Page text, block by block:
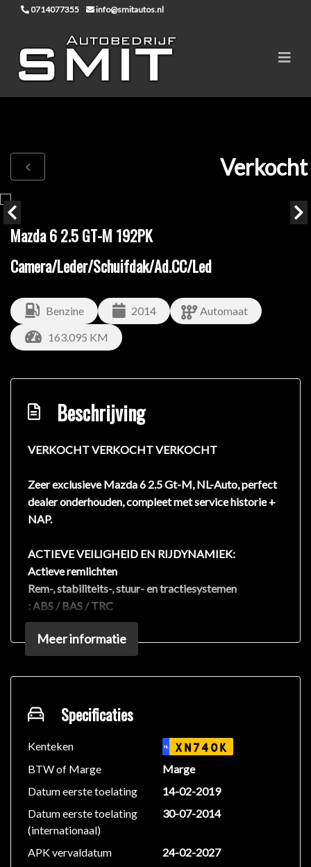
0714077355 info@smitautos.nl
Verkocht
Mazda 6 2.5 GT-M 192PK
Camera/Leder/Schuifdak/Ad.CC/Led
Benzine 2014
Automaat
163.095 KM
Beschrijving
VERKOCHT VERKOCHT VERKOCHT
Zeer exclusieve Mazda 6 2.5 Gt-M, NL-Auto, perfect
dealer onderhouden, compleet met service historie +
NAP.
ACTIEVE VEILIGHEID EN RIJDYNAMIEK:
Actieve remlichten
Rem-, stabiliteits-, stuur- en tractiesystemen
: ABS / BAS / TRC
Buitenspiegelpakket
Rijstrooksensor
Leddagrijverlichting
Airbags: - bestuurder en voorpassagier: hoofd-,
zijairbags: gordijnairbags
Aan/uit-schakelaar voor airbag voorpassagier
Gordelwaarschuwing vooraan met visueel signaal en
geluidssignaal
ISOFIX-bevestigingspunten op buitenste zitplaatsen
achteraan
Gordelspanners vooraan en op buitenste zitplaatsen
achteraan
Meer informatie
Specificaties
Kenteken NL XN740K
BTW of Marge
Marge
Datum eerste toelating
14-02-2019
Datum eerste toelating
(internationaal)
30-07-2014
APK vervaldatum
24-02-2027